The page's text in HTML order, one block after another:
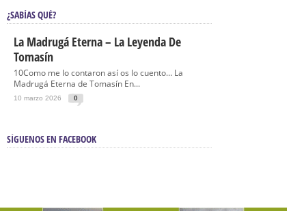
¿SABÍAS QUÉ?
La Madrugá Eterna – La Leyenda De
Tomasín
10Como me lo contaron así os lo cuento… La
Madrugá Eterna de Tomasín En...
10 marzo 2026 0
SÍGUENOS EN FACEBOOK